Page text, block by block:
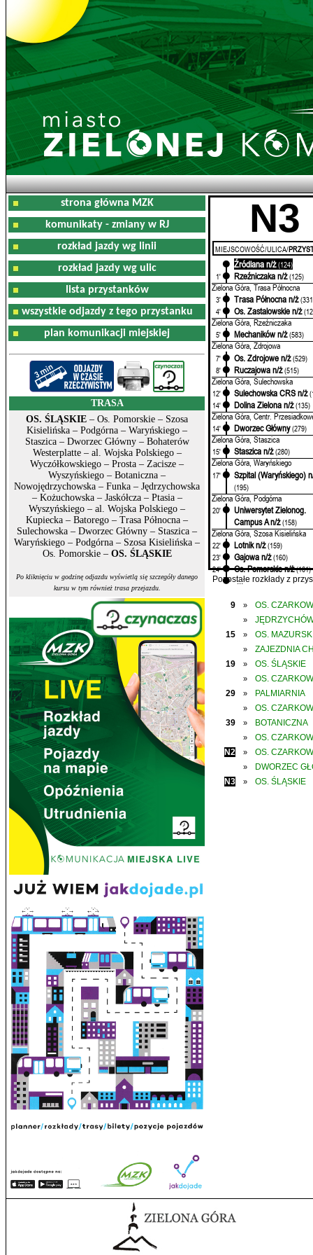
strona główna MZK
komunikaty - zmiany w RJ
rozkład jazdy wg linii
rozkład jazdy wg ulic
lista przystanków
wszystkie odjazdy z tego przystanku
plan komunikacji miejskiej
TRASA
OS. ŚLĄSKIE – Os. Pomorskie – Szosa
Kisielińska – Podgórna – Waryńskiego –
Staszica – Dworzec Główny – Bohaterów
Westerplatte – al. Wojska Polskiego –
Wyczółkowskiego – Prosta – Zacisze –
Wyszyńskiego – Botaniczna –
Nowojędrzychowska – Funka – Jędrzychowska
– Kożuchowska – Jaskółcza – Ptasia –
Wyszyńskiego – al. Wojska Polskiego –
Kupiecka – Batorego – Trasa Północna –
Sulechowska – Dworzec Główny – Staszica –
Waryńskiego – Podgórna – Szosa Kisielińska –
Os. Pomorskie – OS. ŚLĄSKIE
Po kliknięciu w godzinę odjazdu wyświetlą się szczegóły danego
kursu w tym również trasa przejazdu.
N3
MIEJSCOWOŚĆ/ULICA/
Źródlana n/ż (124)
1'
Rzeźniczaka n/ż (125)
Zielona Góra, Trasa Północna
3' Trasa Północna n/ż
4'
Os. Zastalowskie n/ż
Zielona Góra, Rzeźniczaka
5' Mechaników n/ż (583)
Zielona Góra, Zdrojowa
7' Os. Zdrojowe n/ż (529)
8'
Ruczajowa n/ż (515)
Zielona Góra, Sulechowska
12' Sulechowska CRS n/ż
14'
Dolina Zielona n/ż (135)
Zielona Góra, Centr.
14' Dworzec Główny (279)
Zielona Góra, Staszica
15' Staszica n/ż (280)
Zielona Góra, Waryńskiego
17' Szpital (Waryńskiego)
(195)
Zielona Góra, Podgórna
20'
Uniwersytet Zielonog.
Campus A n/ż (158)
Zielona Góra, Szosa Kisielińska
22' Lotnik n/ż (159)
23'
Gajowa n/ż (160)
24'
Os. Pomorskie n/ż (161)
...
Pozostałe rozkłady z
9 » OS.
»
15
» OS.
»
ZAJEZDNIA
19
» OS. ŚLĄSKIE
»
OS.
29
» PALMIARNIA
»
OS.
39
» BOTANICZNA
»
OS.
N2
» OS.
»
DWORZEC
N3
» OS. ŚLĄSKIE